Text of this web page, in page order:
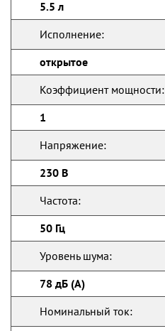
5.5 л
Исполнение:
открытое
Коэффициент мощности:
1
Напряжение:
230 В
Частота:
50 Гц
Уровень шума:
78 дБ (А)
Номинальный ток: